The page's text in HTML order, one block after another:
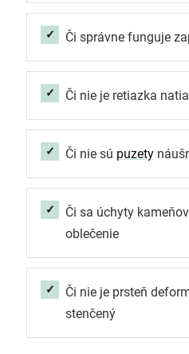
Či správne funguje
Či nie je retiazka
Či nie sú puzety
Či sa úchyty
oblečenie
Či nie je prsteň
stenčený